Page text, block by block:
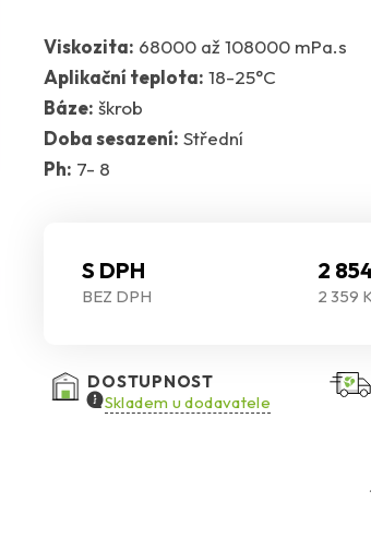
Viskozita: 68000 až 108000 mPa.s
Aplikační teplota: 18-25°C
Báze: škrob
Doba sesazení: Střední
Ph: 7- 8
S DPH 2
BEZ DPH 2 359
DOSTUPNOST
Skladem u dodavatele